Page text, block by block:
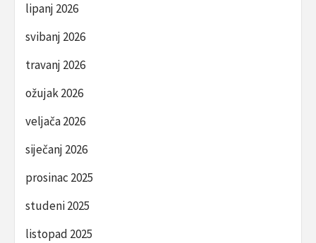
lipanj 2026
svibanj 2026
travanj 2026
ožujak 2026
veljača 2026
siječanj 2026
prosinac 2025
studeni 2025
listopad 2025